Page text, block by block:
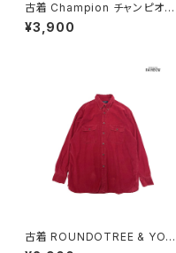
古着 Champion チャンピオン
ロゴ コットン100％ 長袖 Ｔシャ
ツ 赤 (ttu2501067)
¥3,900
古着 ROUNDOTREE & YORK
E ラウンドツリーアンドヨーク